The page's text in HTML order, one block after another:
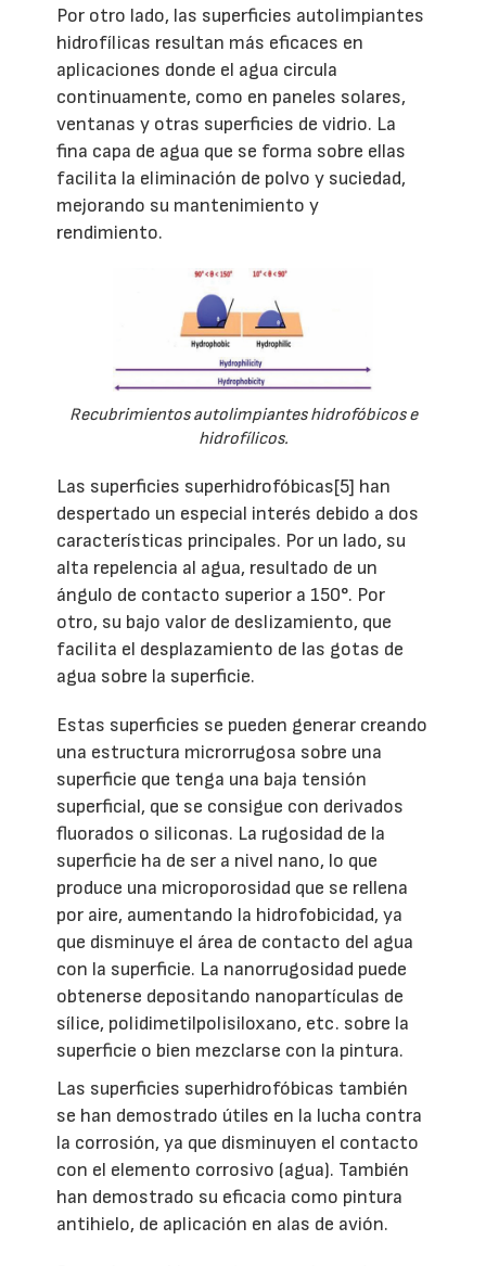
Por otro lado, las superficies autolimpiantes
hidrofílicas resultan más eficaces en
aplicaciones donde el agua circula
continuamente, como en paneles solares,
ventanas y otras superficies de vidrio. La
fina capa de agua que se forma sobre ellas
facilita la eliminación de polvo y suciedad,
mejorando su mantenimiento y
rendimiento.
Recubrimientos autolimpiantes hidrofóbicos e
hidrofílicos.
Las superficies superhidrofóbicas[5] han
despertado un especial interés debido a dos
características principales. Por un lado, su
alta repelencia al agua, resultado de un
ángulo de contacto superior a 150°. Por
otro, su bajo valor de deslizamiento, que
facilita el desplazamiento de las gotas de
agua sobre la superficie.
Estas superficies se pueden generar creando
una estructura microrrugosa sobre una
superficie que tenga una baja tensión
superficial, que se consigue con derivados
fluorados o siliconas. La rugosidad de la
superficie ha de ser a nivel nano, lo que
produce una microporosidad que se rellena
por aire, aumentando la hidrofobicidad, ya
que disminuye el área de contacto del agua
con la superficie. La nanorrugosidad puede
obtenerse depositando nanopartículas de
sílice, polidimetilpolisiloxano, etc. sobre la
superficie o bien mezclarse con la pintura.
Las superficies superhidrofóbicas también
se han demostrado útiles en la lucha contra
la corrosión, ya que disminuyen el contacto
con el elemento corrosivo (agua). También
han demostrado su eficacia como pintura
antihielo, de aplicación en alas de avión.